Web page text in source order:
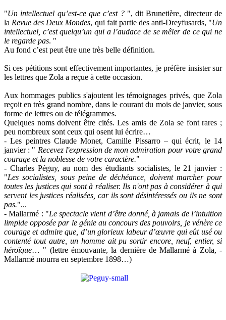
"Un intellectuel qu’est-ce que c’est ? ", dit Brunetière, directeur de
la Revue des Deux Mondes, qui fait partie des anti-Dreyfusards, "Un
intellectuel, c’est quelqu’un qui a l’audace de se mêler de ce qui ne
le regarde pas. "
Au fond c’est peut être une très belle définition.
Si ces pétitions sont effectivement importantes, je préfère insister sur
les lettres que Zola a reçue à cette occasion.
Aux hommages publics s'ajoutent les témoignages privés, que Zola
reçoit en très grand nombre, dans le courant du mois de janvier, sous
forme de lettres ou de télégrammes.
Quelques noms doivent être cités. Les amis de Zola se font rares ;
peu nombreux sont ceux qui osent lui écrire…
- Les peintres Claude Monet, Camille Pissarro – qui écrit, le 14
janvier : " Recevez l'expression de mon admiration pour votre grand
courage et la noblesse de votre caractère."
- Charles Péguy, au nom des étudiants socialistes, le 21 janvier :
"Les socialistes, sous peine de déchéance, doivent marcher pour
toutes les justices qui sont à réaliser. Ils n'ont pas à considérer à qui
servent les justices réalisées, car ils sont désintéressés ou ils ne sont
pas."...
- Mallarmé : "Le spectacle vient d’être donné, à jamais de l’intuition
limpide opposée par le génie au concours des pouvoirs, je vénère ce
courage et admire que, d’un glorieux labeur d’œuvre qui eût usé ou
contenté tout autre, un homme ait pu sortir encore, neuf, entier, si
héroïque… " (lettre émouvante, la dernière de Mallarmé à Zola, -
Mallarmé mourra en septembre 1898…)